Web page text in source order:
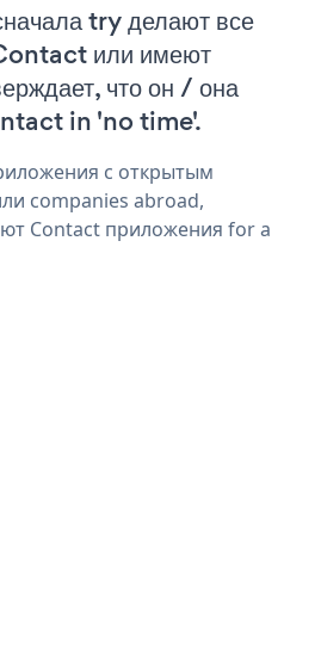
try делают все
или имеют
что он / она
in 'no time'.
с открытым
companies abroad,
Contact приложения for a